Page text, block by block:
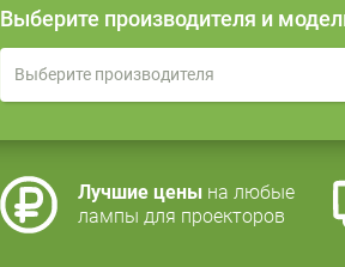
Выберите производителя и
Выберите производителя
Лучшие цены на любые
лампы для проекторов